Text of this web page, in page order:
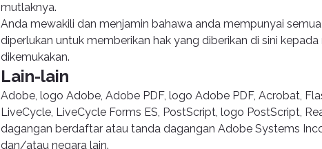
mutlaknya.
Anda mewakili dan menjamin bahawa anda mempunyai
diperlukan untuk memberikan hak yang diberikan di sini
dikemukakan.
Lain-lain
Adobe, logo Adobe, Adobe PDF, logo Adobe PDF, Acrobat,
LiveCycle, LiveCycle Forms ES, PostScript, logo PostScript,
dagangan berdaftar atau tanda dagangan Adobe Systems
dan/atau negara lain.